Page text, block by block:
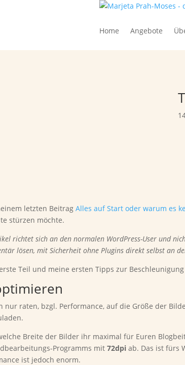
Home Angebote
letzten BeitragAlles auf Start oder warum es
stürzen möchte.
richtet sich an den normalen WordPress-User und
lösen, mit Sicherheit ohne Plugins direkt selbst an
Teil und meine ersten Tipps zur
nur raten, bzgl. Performance, auf die Größe der
Breite der Bilder ihr maximal für Euren
Programms mit72dpi ab. Das ist fürs
ist jedoch enorm.